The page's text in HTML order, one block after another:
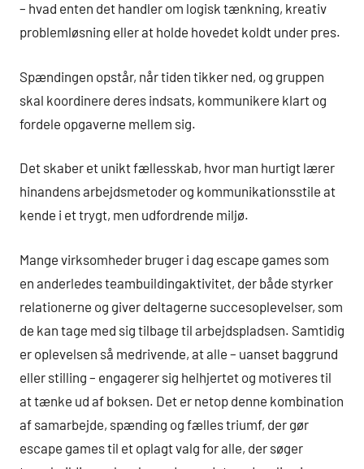
– hvad enten det handler om logisk tænkning, kreativ
problemløsning eller at holde hovedet koldt under pres.
Spændingen opstår, når tiden tikker ned, og gruppen
skal koordinere deres indsats, kommunikere klart og
fordele opgaverne mellem sig.
Det skaber et unikt fællesskab, hvor man hurtigt lærer
hinandens arbejdsmetoder og kommunikationsstile at
kende i et trygt, men udfordrende miljø.
Mange virksomheder bruger i dag escape games som
en anderledes teambuildingaktivitet, der både styrker
relationerne og giver deltagerne succesoplevelser, som
de kan tage med sig tilbage til arbejdspladsen. Samtidig
er oplevelsen så medrivende, at alle – uanset baggrund
eller stilling – engagerer sig helhjertet og motiveres til
at tænke ud af boksen. Det er netop denne kombination
af samarbejde, spænding og fælles triumf, der gør
escape games til et oplagt valg for alle, der søger